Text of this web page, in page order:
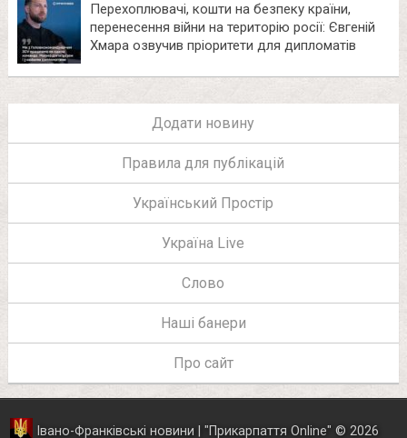
Перехоплювачі, кошти на безпеку країни,
перенесення війни на територію росії: Євгеній
Хмара озвучив пріоритети для дипломатів
Додати новину
Правила для публікацій
Український Простір
Україна Live
Слово
Наші банери
Про сайт
Івано-Франківські новини | "Прикарпаття Online" © 2026